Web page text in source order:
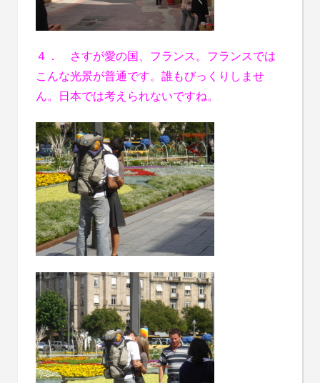
４． さすが愛の国、フランス。フランスでは
こんな光景が普通です。誰もびっくりしませ
ん。日本では考えられないですね。